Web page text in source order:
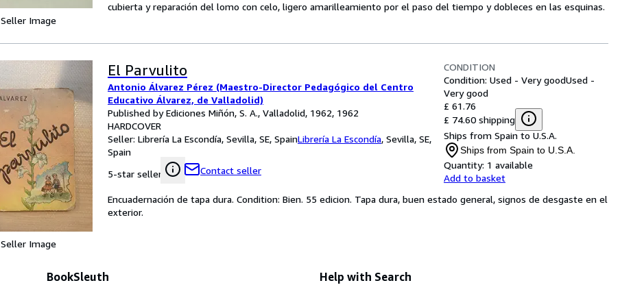
Seller Image
cubierta y reparación del lomo con celo, ligero amarilleamiento por el paso del tiempo y dobleces en las esquinas.
Seller Image
El Parvulito
Antonio Álvarez Pérez (Maestro-Director Pedagógico del Centro
Educativo Álvarez, de Valladolid)
Published by Ediciones Miñón, S. A., Valladolid, 1962, 1962
HARDCOVER
Seller: Librería La Escondía, Sevilla, SE, SpainLibrería La Escondía, Sevilla, SE,
Spain
5-star seller
Contact seller
CONDITION
Condition: Used - Very goodUsed -
Very good
£ 61.76
£ 74.60 shipping
Ships from Spain to U.S.A.
Ships from Spain to U.S.A.
Quantity: 1 available
Add to basket
Encuadernación de tapa dura. Condition: Bien. 55 edicion. Tapa dura, buen estado general, signos de desgaste en el
exterior.
BookSleuth Help with Search